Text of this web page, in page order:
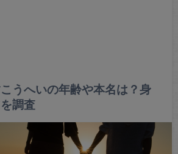
うへいの年齢や本名は？身
調査